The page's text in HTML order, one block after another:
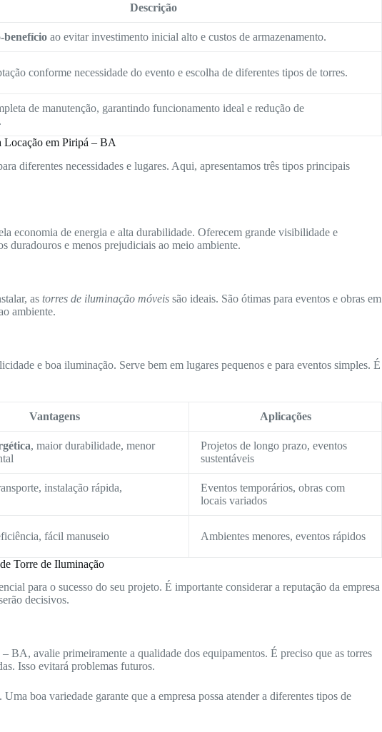
Descrição
benefício ao evitar investimento inicial alto e custos de armazenamento.
conforme necessidade do evento e escolha de diferentes tipos de torres.
de manutenção, garantindo funcionamento ideal e redução de
Locação em Piripá – BA
diferentes necessidades e lugares. Aqui, apresentamos três tipos principais
economia de energia e alta durabilidade. Oferecem grande visibilidade e
duradouros e menos prejudiciais ao meio ambiente.
as torres de iluminação móveis são ideais. São ótimas para eventos e obras em
ambiente.
e boa iluminação. Serve bem em lugares pequenos e para eventos simples. É
Vantagens Aplicações
, maior durabilidade, menor
Projetos de longo prazo, eventos
sustentáveis
instalação rápida,
Eventos temporários, obras com
locais variados
fácil manuseio Ambientes menores, eventos rápidos
Torre de Iluminação
para o sucesso do seu projeto. É importante considerar a reputação da empresa
decisivos.
BA, avalie primeiramente a qualidade dos equipamentos. É preciso que as torres
Isso evitará problemas futuros.
boa variedade garante que a empresa possa atender a diferentes tipos de